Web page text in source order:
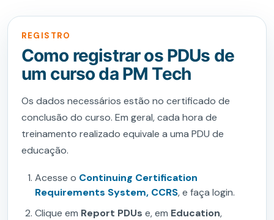
REGISTRO
Como registrar os PDUs de
um curso da PM Tech
Os dados necessários estão no certificado de
conclusão do curso. Em geral, cada hora de
treinamento realizado equivale a uma PDU de
educação.
Acesse o Continuing Certification
Requirements System, CCRS, e faça login.
Clique em Report PDUs e, em Education,